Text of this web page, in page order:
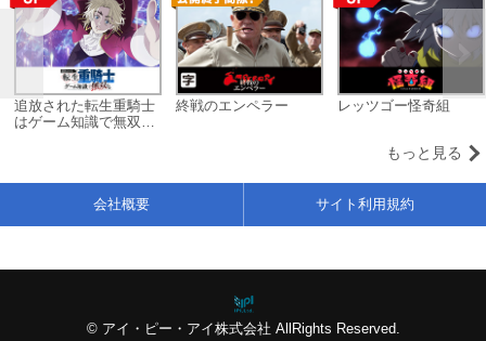
追放された転生重騎士
はゲーム知識で無双す
終戦のエンペラー レッツゴー怪奇組
もっと見る
© アイ・ピー・アイ株式会社 AllRights Reserved.
会社概要 サイト利用規約